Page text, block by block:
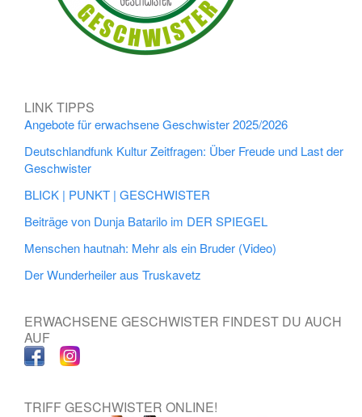
LINK TIPPS
Angebote für erwachsene Geschwister 2025/2026
Deutschlandfunk Kultur Zeitfragen: Über Freude und Last der
Geschwister
BLICK | PUNKT | GESCHWISTER
Beiträge von Dunja Batarilo im DER SPIEGEL
Menschen hautnah: Mehr als ein Bruder (Video)
Der Wunderheiler aus Truskavetz
ERWACHSENE GESCHWISTER FINDEST DU AUCH
AUF
TRIFF GESCHWISTER ONLINE!